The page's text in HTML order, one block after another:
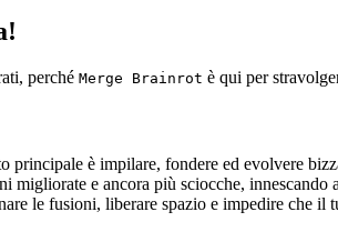
perché Merge Brainrot è qui per
è impilare, fondere ed evolvere
e ancora più sciocche,
le fusioni, liberare spazio e impedire che